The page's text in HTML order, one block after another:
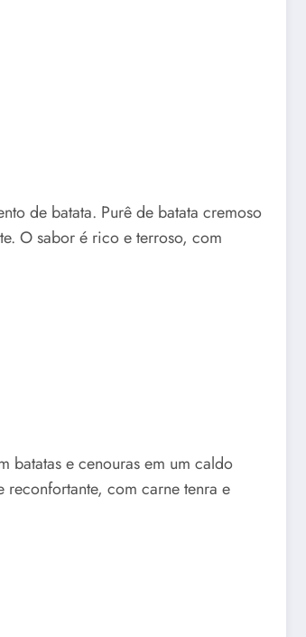
de batata. Purê de batata cremoso
O sabor é rico e terroso, com
batatas e cenouras em um caldo
com carne tenra e